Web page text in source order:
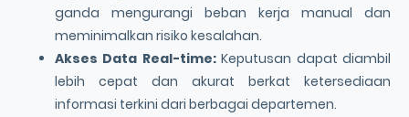
ganda mengurangi beban kerja manual dan
meminimalkan risiko kesalahan.
Akses Data Real-time:Keputusan dapat diambil
lebih cepat dan akurat berkat ketersediaan
informasi terkini dari berbagai departemen.